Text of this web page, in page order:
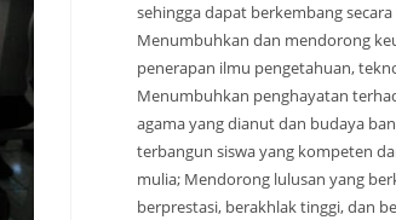
sehingga dapat berkembang
Menumbuhkan dan mendorong
penerapan ilmu pengetahuan,
Menumbuhkan penghayatan
agama yang dianut dan budaya
terbangun siswa yang kompeten
mulia; Mendorong lulusan yang
berprestasi, berakhlak tinggi, dan